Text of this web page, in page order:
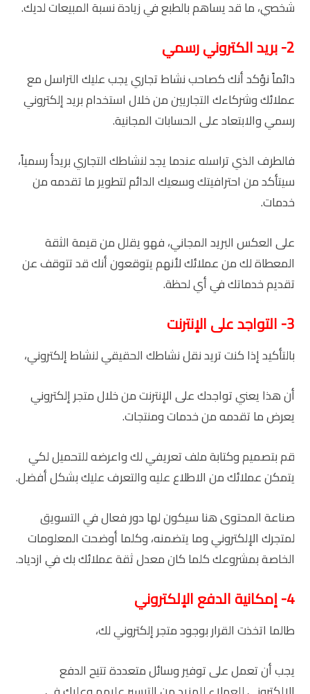
شخصي، ما قد يساهم بالطبع في زيادة نسبة المبيعات لديك.
2- بريد الكتروني رسمي
دائماً نؤكد أنك كصاحب نشاط تجاري يجب عليك التراسل مع
عملائك وشركاءك التجاريين من خلال استخدام بريد إلكتروني
رسمي والابتعاد على الحسابات المجانية.
فالطرف الذي تراسله عندما يجد لنشاطك التجاري بريدأ رسمياً،
سيتأكد من احترافيتك وسعيك الدائم لتطوير ما تقدمه من
خدمات.
على العكس البريد المجاني، فهو يقلل من قيمة الثقة
المعطاة لك من عملائك لأنهم يتوقعون أنك قد تتوقف عن
تقديم خدماتك في أي لحظة.
3- التواجد على الإنترنت
بالتأكيد إذا كنت تريد نقل نشاطك الحقيقي لنشاط إلكتروني،
أن هذا يعني تواجدك على الإنترنت من خلال متجر إلكتروني
يعرض ما تقدمه من خدمات ومنتجات.
قم بتصميم وكتابة ملف تعريفي لك واعرضه للتحميل لكي
يتمكن عملائك من الاطلاع عليه والتعرف عليك بشكل أفضل.
صناعة المحتوى هنا سيكون لها دور فعال في التسويق
لمتجرك الإلكتروني وما يتضمنه، وكلما أوضحت المعلومات
الخاصة بمشروعك كلما كان معدل ثقة عملائك بك في ازدياد.
4- إمكانية الدفع الإلكتروني
طالما اتخذت القرار بوجود متجر إلكتروني لك،
يجب أن تعمل على توفير وسائل متعددة تتيح الدفع